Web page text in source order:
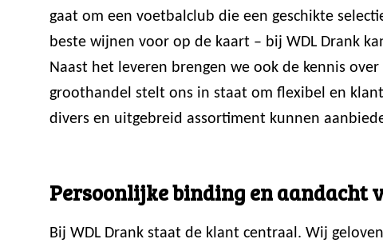
gaat om een voetbalclub die een geschikte
beste wijnen voor op de kaart – bij WDL Drank
Naast het leveren brengen we ook de kennis
groothandel stelt ons in staat om flexibel en
divers en uitgebreid assortiment kunnen
Persoonlijke binding en aandacht
Bij WDL Drank staat de klant centraal. Wij